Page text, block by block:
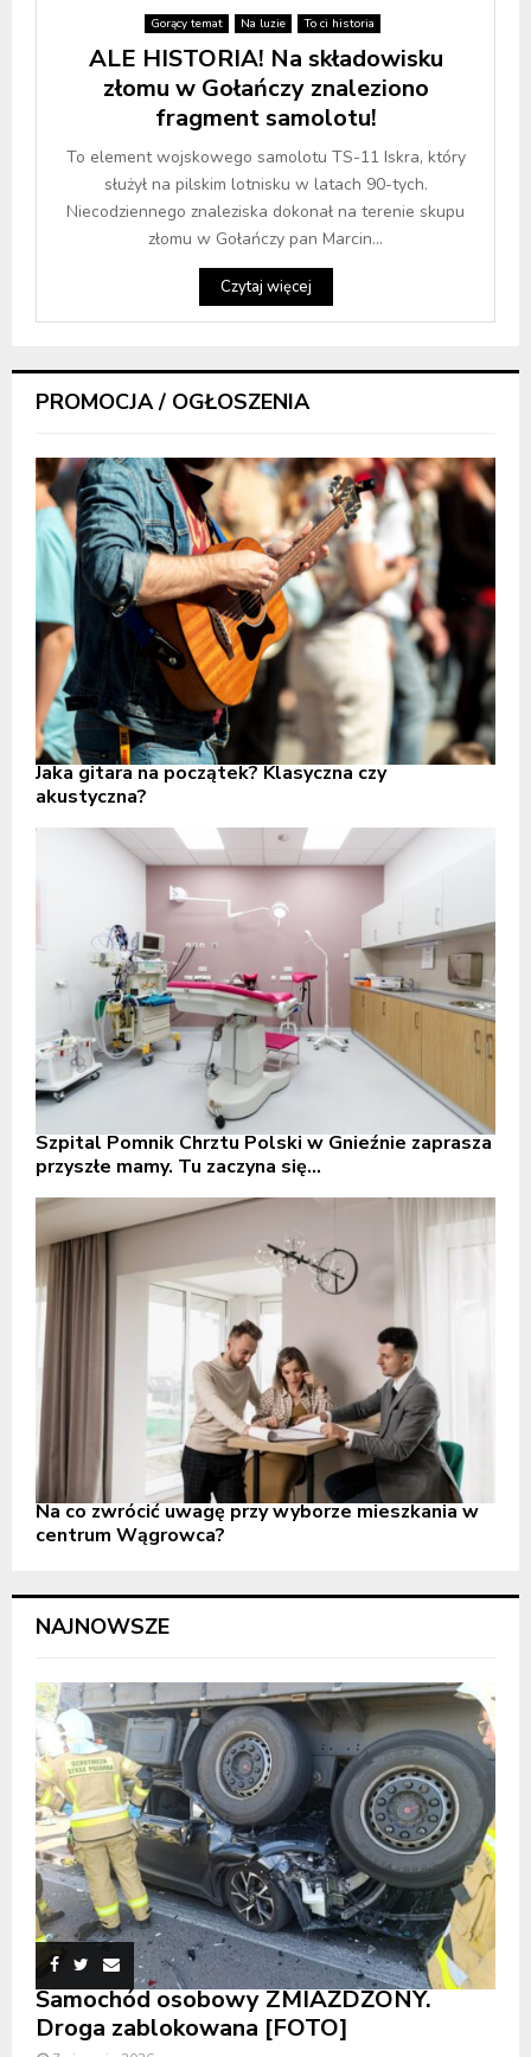
Gorący temat Na luzie To ci historia
ALE HISTORIA! Na składowisku
złomu w Gołańczy znaleziono
fragment samolotu!
To element wojskowego samolotu TS-11 Iskra, który
służył na pilskim lotnisku w latach 90-tych.
Niecodziennego znaleziska dokonał na terenie skupu
złomu w Gołańczy pan Marcin...
Czytaj więcej
PROMOCJA / OGŁOSZENIA
Jaka gitara na początek? Klasyczna czy
akustyczna?
Szpital Pomnik Chrztu Polski w Gnieźnie zaprasza
przyszłe mamy. Tu zaczyna się...
Na co zwrócić uwagę przy wyborze mieszkania w
centrum Wągrowca?
NAJNOWSZE
Samochód osobowy ZMIAŻDŻONY.
Droga zablokowana [FOTO]